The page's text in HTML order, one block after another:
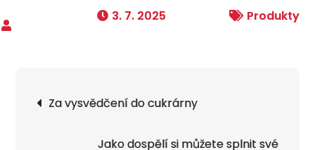
3. 7. 2025 Produkty
pro
příspěvek
Za vysvědčení do cukrárny
Jako dospělí si můžete splnit své